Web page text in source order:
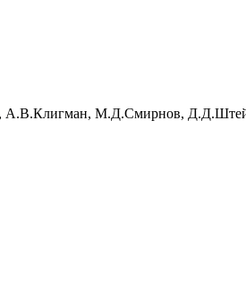
, А.В.Клигман, М.Д.Смирнов,